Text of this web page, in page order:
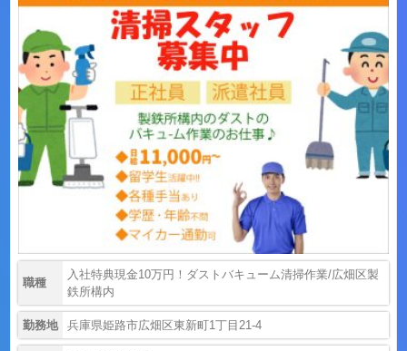
職種
入社特典現金10万円！ダストバキューム清掃作業/広畑区製
鉄所構内
勤務地 兵庫県姫路市広畑区東新町1丁目21-4